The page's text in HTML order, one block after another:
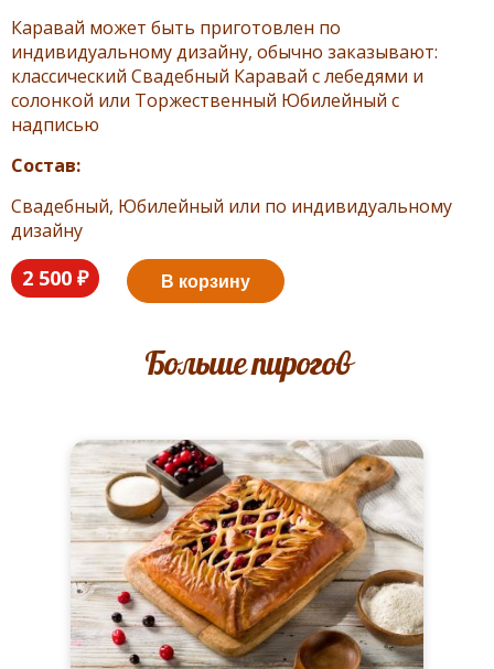
Каравай может быть приготовлен по
индивидуальному дизайну, обычно заказывают:
классический Свадебный Каравай с лебедями и
солонкой или Торжественный Юбилейный с
надписью
Состав:
Свадебный, Юбилейный или по индивидуальному
дизайну
2 500 ₽ В корзину
Больше пирогов